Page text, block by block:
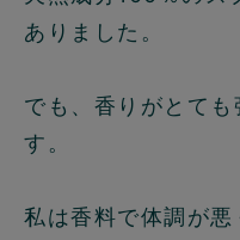
ありました。
でも、香りがとて
す。
私は香料で体調が